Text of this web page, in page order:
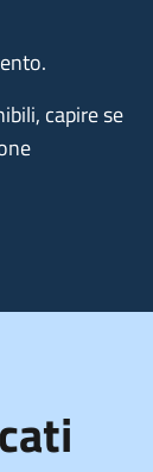
capire se